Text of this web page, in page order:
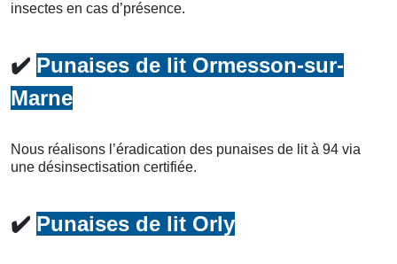
insectes en cas d’présence.
✔️ Punaises de lit Ormesson-sur-
Marne
Nous réalisons l’éradication des punaises de lit à 94 via
une désinsectisation certifiée.
✔️ Punaises de lit Orly